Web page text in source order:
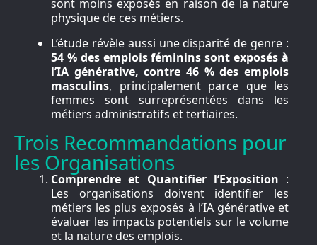
sont moins exposés en raison de la nature
physique de ces métiers.
L’étude révèle aussi une disparité de genre :
54 % des emplois féminins sont exposés à
l’IA générative, contre 46 % des emplois
masculins, principalement parce que les
femmes sont surreprésentées dans les
métiers administratifs et tertiaires.
Trois Recommandations pour
les Organisations
Comprendre et Quantifier l’Exposition :
Les organisations doivent identifier les
métiers les plus exposés à l’IA générative et
évaluer les impacts potentiels sur le volume
et la nature des emplois.